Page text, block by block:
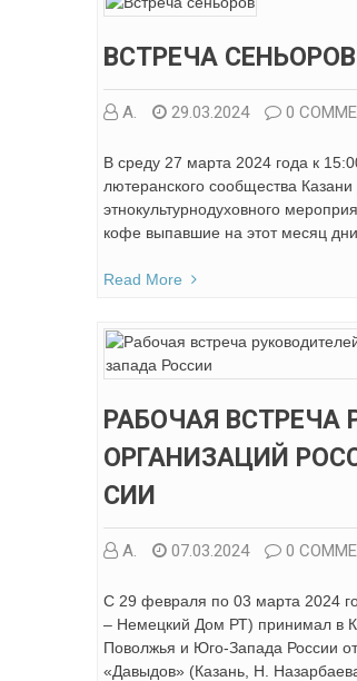
ВСТРЕЧА СЕНЬОРОВ
А. 29.03.2024 0
В среду 27 марта 2024 года к
лютеранского сообщества
этнокультурнодуховного
кофе выпавшие на этот месяц
Read More
РАБОЧАЯ
ОРГАНИЗАЦИЙ
СИИ
А. 07.03.2024 0
С 29 февраля по 03 марта 2024
– Немецкий Дом РТ) принимал в
Поволжья и Юго-Запада России от
«Давыдов» (Казань, Н.